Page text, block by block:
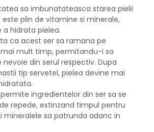
sa imbunatateasca starea pielii
este plin de vitamine si minerale,
a hidrata pielea.
ca acest ser sa ramana pe
mult timp, permitandu-i sa
din serul respectiv. Dupa
tip servetel, pielea devine mai
ingredientelor din ser sa se
repede, extinzand timpul pentru
mineralele sa patrunda adanc in